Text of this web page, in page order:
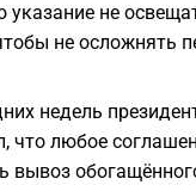
не
не осложнять
недель
что любое
вывоз